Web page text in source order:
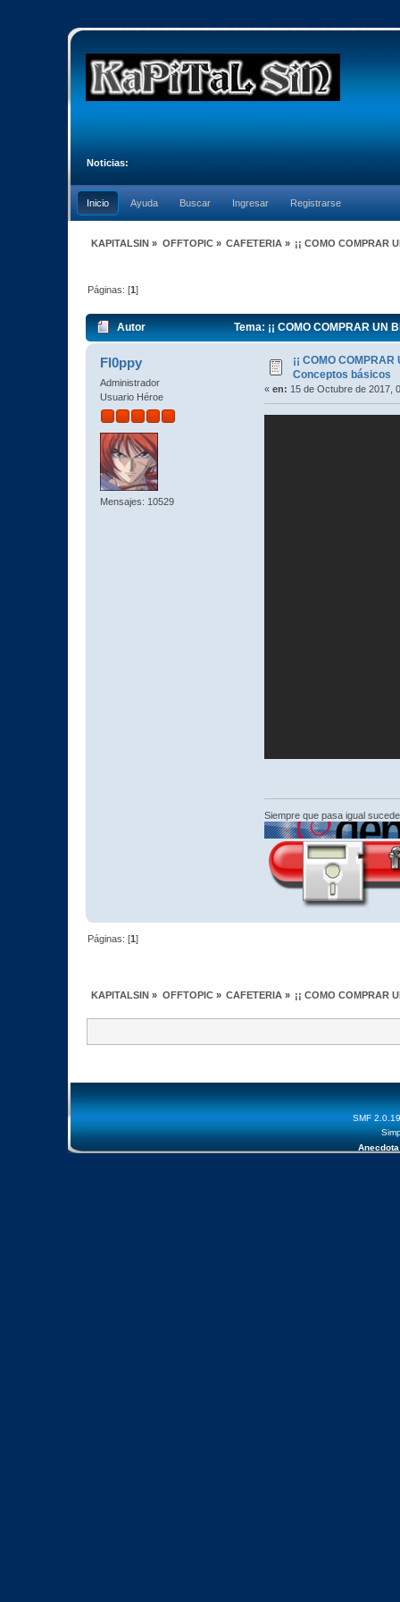
Noticias:
Inicio Ayuda Buscar Ingresar Registrarse
KAPITALSIN » OFFTOPIC» CAFETERIA» ¡¡ COMO COMPRAR
Páginas: [1]
Autor Tema: ¡¡ COMO COMPRAR
Fl0ppy
Administrador
Usuario Héroe
Mensajes: 10529
¡¡ COMO
Conceptos básicos
« en: 15 de Octubre de 2017,
Siempre que pasa igual
Páginas: [1]
KAPITALSIN » OFFTOPIC» CAFETERIA» ¡¡ COMO COMPRAR
SMF 2.0.19
Anecdota